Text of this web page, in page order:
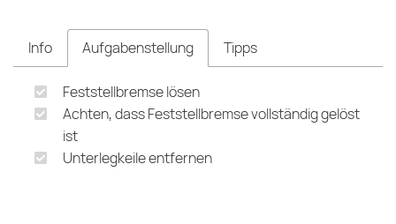
Info Aufgabenstellung Tipps
Feststellbremse lösen
Achten, dass Feststellbremse vollständig gelöst
ist
Unterlegkeile entfernen